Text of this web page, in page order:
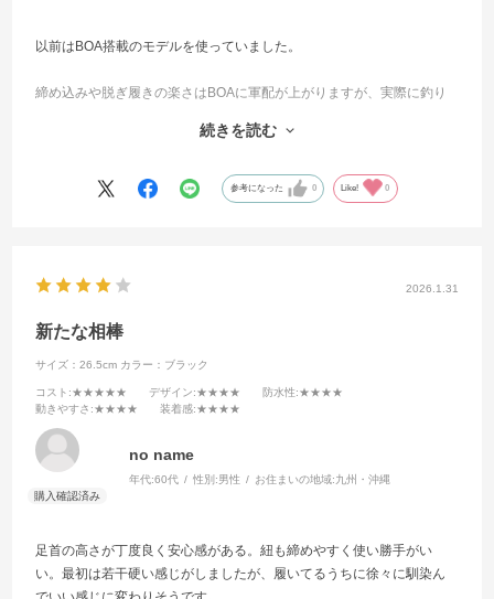
以前はBOA搭載のモデルを使っていました。
締め込みや脱ぎ履きの楽さはBOAに軍配が上がりますが、実際に釣り
し、履き心地も良かったですね。
続きを読む
参考になった 0 Like! 0
2026.1.31
新たな相棒
サイズ：26.5cm カラー：ブラック
コスト :★★★★★ デザイン:★★★★ 防水性:★★★★
動きやすさ :★★★★ 装着感:★★★★
no name
年代:60代 性別:男性 お住まいの地域:九州・沖縄
足首の高さが丁度良く安心感がある。紐も締めやすく使い勝手がい
い。最初は若干硬い感じがしましたが、履いてるうちに徐々に馴染ん